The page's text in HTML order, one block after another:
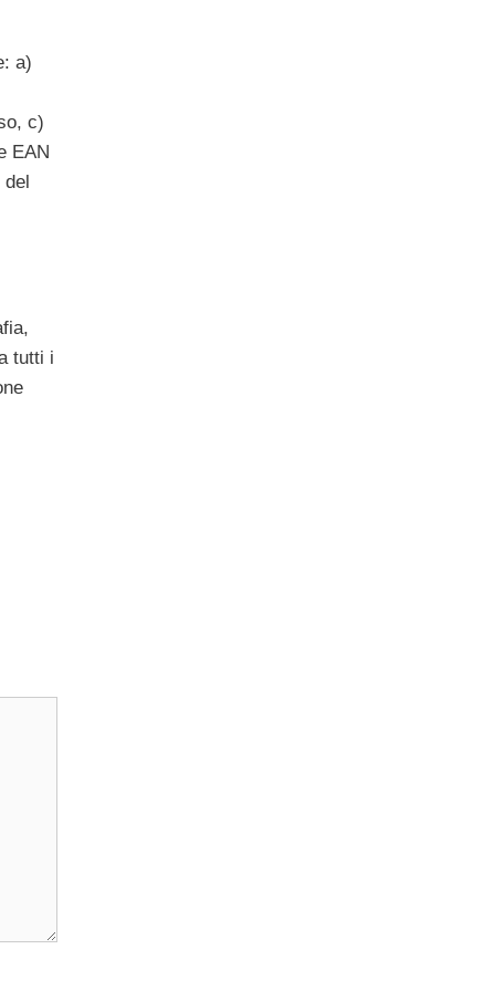
a)
c)
EAN
del
tutti i